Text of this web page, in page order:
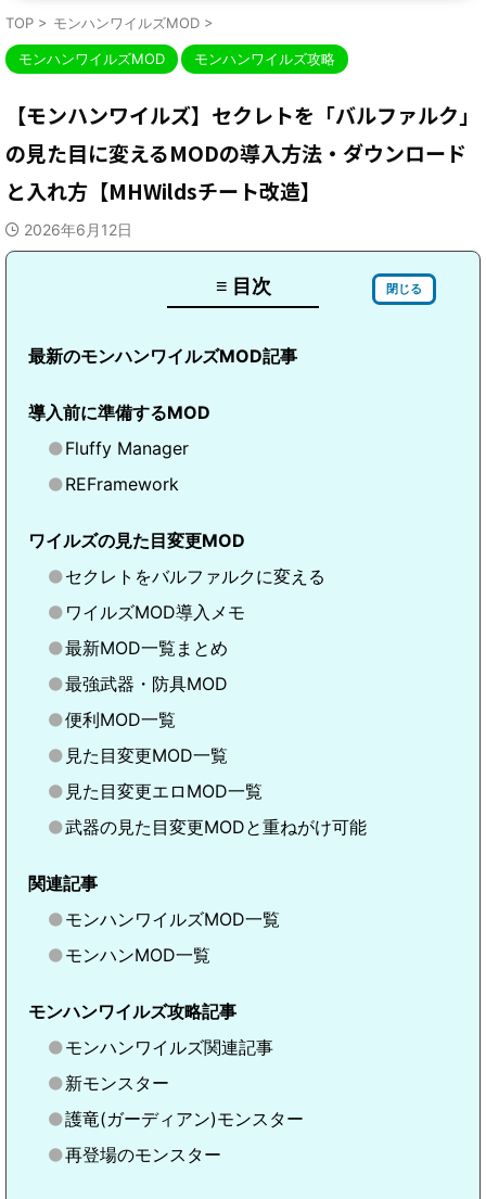
TOP > モンハンワイルズMOD >
モンハンワイルズMOD モンハンワイルズ攻略
【モンハンワイルズ】セクレトを「バルファルク」
の見た目に変えるMODの導入方法・ダウンロード
と入れ方【MHWildsチート改造】
2026年6月12日
≡ 目次 閉じる
最新のモンハンワイルズMOD記事
導入前に準備するMOD
Fluffy Manager
REFramework
ワイルズの見た目変更MOD
セクレトをバルファルクに変える
ワイルズMOD導入メモ
最新MOD一覧まとめ
最強武器・防具MOD
便利MOD一覧
見た目変更MOD一覧
見た目変更エロMOD一覧
武器の見た目変更MODと重ねがけ可能
関連記事
モンハンワイルズMOD一覧
モンハンMOD一覧
モンハンワイルズ攻略記事
モンハンワイルズ関連記事
新モンスター
護竜(ガーディアン)モンスター
再登場のモンスター